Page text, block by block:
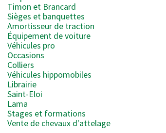
Timon et Brancard
Sièges et banquettes
Amortisseur de traction
Équipement de voiture
Véhicules pro
Occasions
Colliers
Véhicules hippomobiles
Librairie
Saint-Eloi
Lama
Stages et formations
Vente de chevaux d'attelage